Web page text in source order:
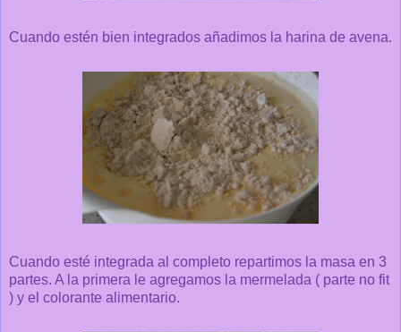
Cuando estén bien integrados añadimos la harina de avena.
Cuando esté integrada al completo repartimos la masa en 3
partes. A la primera le agregamos la mermelada ( parte no fit
) y el colorante alimentario.